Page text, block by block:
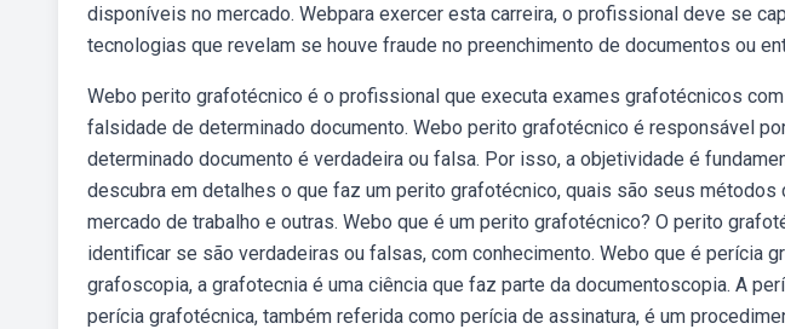
disponíveis no mercado. Webpara exercer esta carreira, o profissional deve se
tecnologias que revelam se houve fraude no preenchimento de documentos ou
Webo perito grafotécnico é o profissional que executa exames grafotécnicos
falsidade de determinado documento. Webo perito grafotécnico é responsável
determinado documento é verdadeira ou falsa. Por isso, a objetividade é
descubra em detalhes o que faz um perito grafotécnico, quais são seus métodos
mercado de trabalho e outras. Webo que é um perito grafotécnico? O perito
identificar se são verdadeiras ou falsas, com conhecimento. Webo que é perícia
grafoscopia, a grafotecnia é uma ciência que faz parte da documentoscopia. A
perícia grafotécnica, também referida como perícia de assinatura, é um